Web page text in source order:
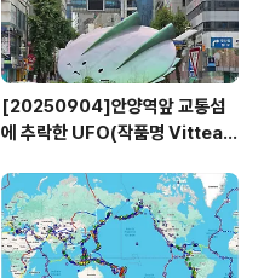
[20250904]안양역앞 교통섬
에 추락한 UFO(작품명 Vitteau